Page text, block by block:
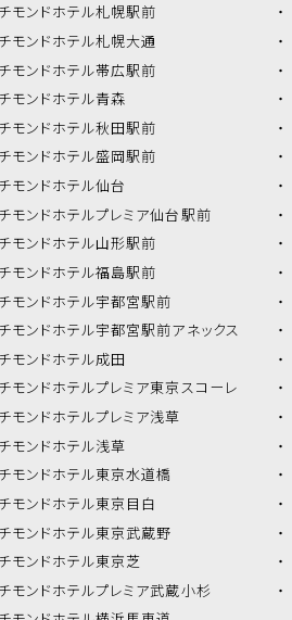
モンドホテル札幌駅前
モンドホテル札幌大通
モンドホテル帯広駅前
モンドホテル青森
モンドホテル秋田駅前
モンドホテル盛岡駅前
モンドホテル仙台
モンドホテルプレミア仙台駅前
モンドホテル山形駅前
モンドホテル福島駅前
モンドホテル宇都宮駅前
モンドホテル宇都宮駅前アネックス
モンドホテル成田
モンドホテルプレミア東京スコーレ
モンドホテルプレミア浅草
モンドホテル浅草
モンドホテル東京水道橋
モンドホテル東京目白
モンドホテル東京武蔵野
モンドホテル東京芝
モンドホテルプレミア武蔵小杉